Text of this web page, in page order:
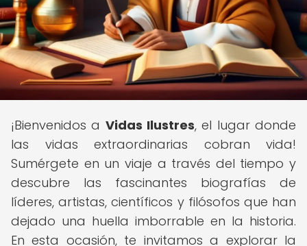
¡Bienvenidos a Vidas Ilustres, el lugar donde
las vidas extraordinarias cobran vida!
Sumérgete en un viaje a través del tiempo y
descubre las fascinantes biografías de
líderes, artistas, científicos y filósofos que han
dejado una huella imborrable en la historia.
En esta ocasión, te invitamos a explorar la